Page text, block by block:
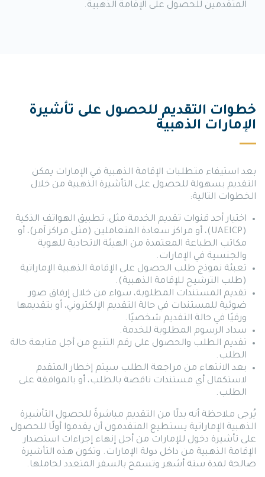
المتقدمين للحصول على الإقامة الذهبية.
خطوات التقديم للحصول على تأشيرة
الإمارات الذهبية
بعد استيفاء متطلبات الإقامة الذهبية في الإمارات يمكن
التقديم بسهولة للحصول على التأشيرة الذهبية من خلال
الخطوات التالية:
اختيار أحد قنوات تقديم الخدمة مثل: تطبيق الهواتف الذكية
(UAEICP)، أو مراكز سعادة المتعاملين (مثل مراكز آمر)، أو
مكاتب الطباعة المعتمدة من الهيئة الاتحادية للهوية
والجنسية في الإمارات.
تعبئة نموذج طلب الحصول على الإقامة الذهبية الإماراتية
(طلب الترشيح للإقامة الذهبية).
تقديم المستندات المطلوبة، سواء من خلال إرفاق صور
ضوئية للمستندات في حالة التقديم الإلكتروني، أو بتقديمها
ورقيًا في حالة التقديم شخصيًا.
سداد الرسوم المطلوبة للخدمة.
تقديم الطلب والحصول على رقم التتبع من أجل متابعة حالة
الطلب.
بعد الانتهاء من مراجعة الطلب سيتم إخطار المتقدم
لاستكمال أي مستندات ناقصة بالطلب، أو بالموافقة على
الطلب.
يُرجى ملاحظة أنه بدلًا من التقديم مباشرةً للحصول التأشيرة
الذهبية الإماراتية يستطيع المتقدمون أن يقدموا أولًا للحصول
على تأشيرة دخول للإمارات من أجل إنهاء إجراءات استصدار
الإقامة الذهبية من داخل دولة الإمارات. وتكون هذه التأشيرة
صالحة لمدة ستة أشهر وتسمح بالسفر المتعدد لحاملها.